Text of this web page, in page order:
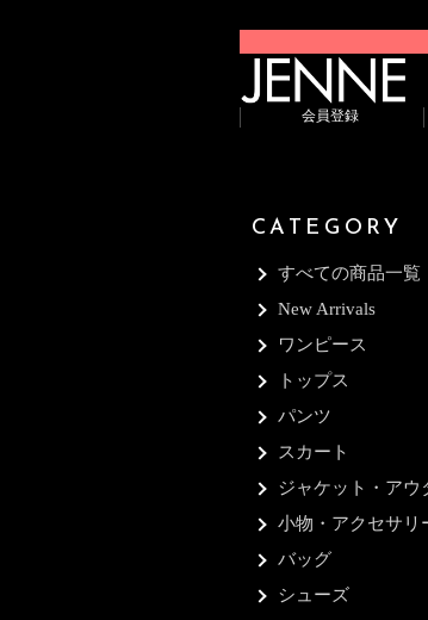
会員登録
CATEGORY
すべての商品一覧
New Arrivals
ワンピース
トップス
パンツ
スカート
ジャケット・アウ
小物・アクセサリ
バッグ
シューズ